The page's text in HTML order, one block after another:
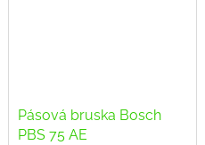
Pásová bruska Bosch
PBS 75 AE